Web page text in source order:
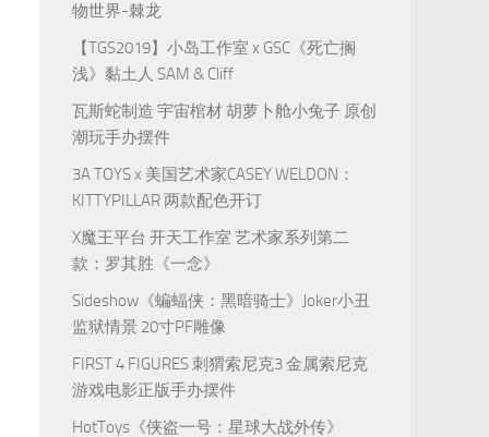
物世界-棘龙
【TGS2019】小岛工作室 x GSC《死亡搁
浅》黏土人 SAM & Cliff
瓦斯蛇制造 宇宙棺材 胡萝卜舱小兔子 原创
潮玩手办摆件
3A TOYS x 美国艺术家CASEY WELDON：
KITTYPILLAR 两款配色开订
X魔王平台 开天工作室 艺术家系列第二
款：罗其胜《一念》
Sideshow《蝙蝠侠：黑暗骑士》Joker小丑
监狱情景 20寸PF雕像
FIRST 4 FIGURES 刺猬索尼克3 金属索尼克
游戏电影正版手办摆件
HotToys《侠盗一号：星球大战外传》